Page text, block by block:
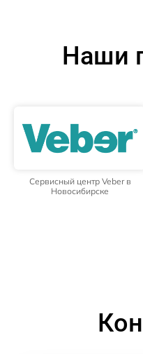
Наши
Сервисный центр Veber в
Новосибирске